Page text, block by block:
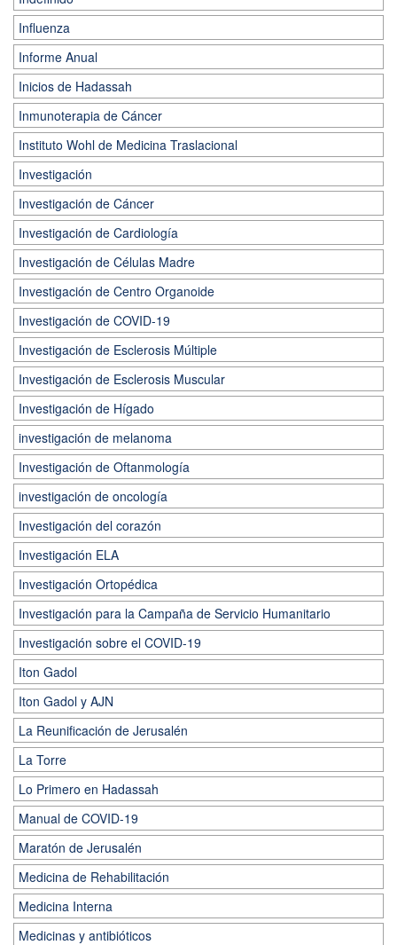
Influenza
Informe Anual
Inicios de Hadassah
Inmunoterapia de Cáncer
Instituto Wohl de Medicina Traslacional
Investigación
Investigación de Cáncer
Investigación de Cardiología
Investigación de Células Madre
Investigación de Centro Organoide
Investigación de COVID-19
Investigación de Esclerosis Múltiple
Investigación de Esclerosis Muscular
Investigación de Hígado
investigación de melanoma
Investigación de Oftanmología
investigación de oncología
Investigación del corazón
Investigación ELA
Investigación Ortopédica
Investigación para la Campaña de Servicio Humanitario
Investigación sobre el COVID-19
Iton Gadol
Iton Gadol y AJN
La Reunificación de Jerusalén
La Torre
Lo Primero en Hadassah
Manual de COVID-19
Maratón de Jerusalén
Medicina de Rehabilitación
Medicina Interna
Medicinas y antibióticos